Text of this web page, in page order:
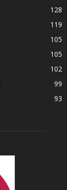
128
119
105
105
102
99
93